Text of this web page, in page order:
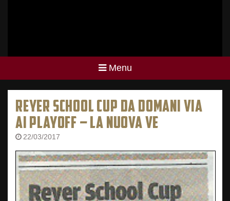
Menu
REYER SCHOOL CUP DA DOMANI VIA
AI PLAYOFF – LA NUOVA VE
22/03/2017